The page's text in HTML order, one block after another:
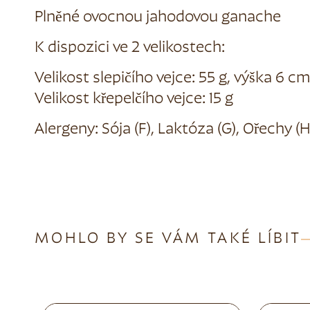
Plněné ovocnou jahodovou ganache
K dispozici ve 2 velikostech:
Velikost slepičího vejce: 55 g, výška 6 cm
Velikost křepelčího vejce: 15 g
Alergeny: Sója (F), Laktóza (G), Ořechy
MOHLO BY SE VÁM TAKÉ LÍBIT